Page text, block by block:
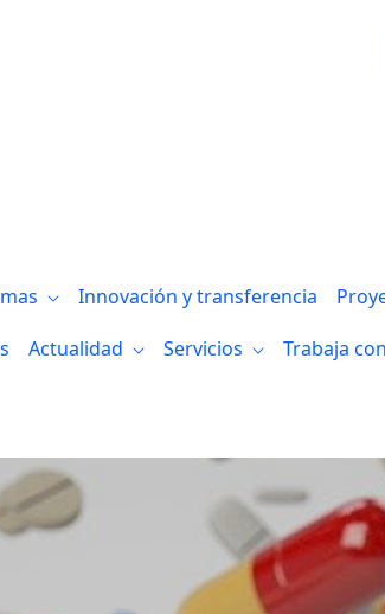
Innovación y transferencia
Actualidad Servicios Trabaja